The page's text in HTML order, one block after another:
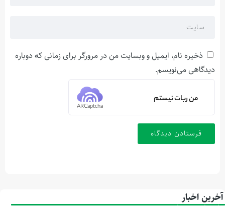
ذخیره نام، ایمیل و وبسایت من در مرورگر برای زمانی که دوباره
دیدگاهی می‌نویسم.
من ربات نیستم
ARCaptcha
آخرین اخبار